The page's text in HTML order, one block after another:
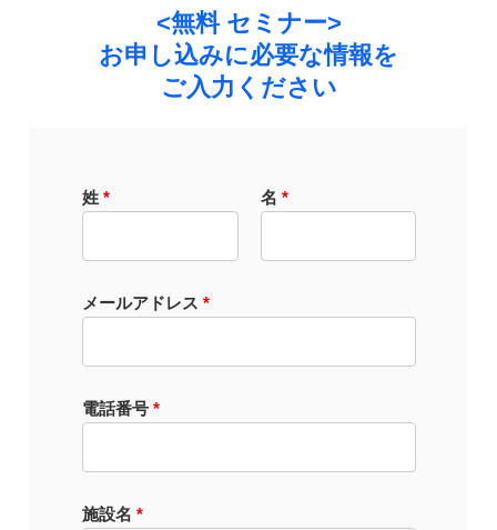
<無料 セミナー>
お申し込みに必要な情報を
ご入力ください